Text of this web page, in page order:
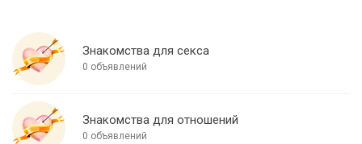
Знакомства для секса
0 объявлений
Знакомства для отношений
0 объявлений